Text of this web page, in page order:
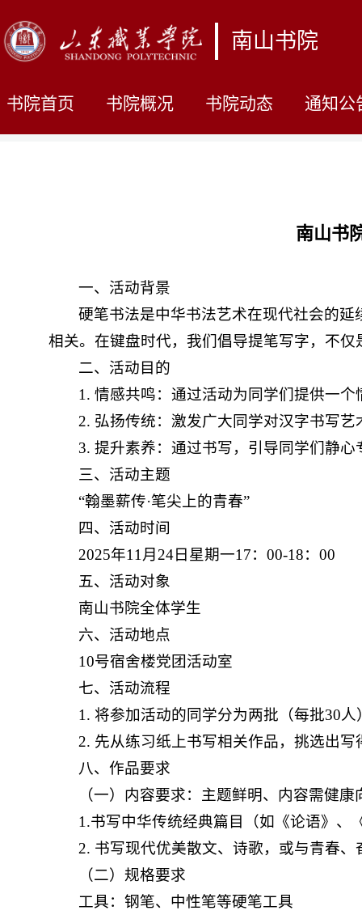
南山书院
书院首页 书院概况 书院动态 通知公
南山书
一、活动背景
硬笔书法是中华书法艺术在现代社会的
相关。在键盘时代，我们倡导提笔写字，不
二、活动目的
1. 情感共鸣：通过活动为同学们提供一
2. 弘扬传统：激发广大同学对汉字书写
3. 提升素养：通过书写，引导同学们静
三、活动主题
“翰墨薪传·笔尖上的青春”
四、活动时间
2025年11月24日星期一17：00-18：00
五、活动对象
南山书院全体学生
六、活动地点
10号宿舍楼党团活动室
七、活动流程
1. 将参加活动的同学分为两批（每批30
2. 先从练习纸上书写相关作品，挑选出
八、作品要求
（一）内容要求：主题鲜明、内容需健
1.书写中华传统经典篇目（如《论语》、
2. 书写现代优美散文、诗歌，或与青春、
（二）规格要求
工具：钢笔、中性笔等硬笔工具